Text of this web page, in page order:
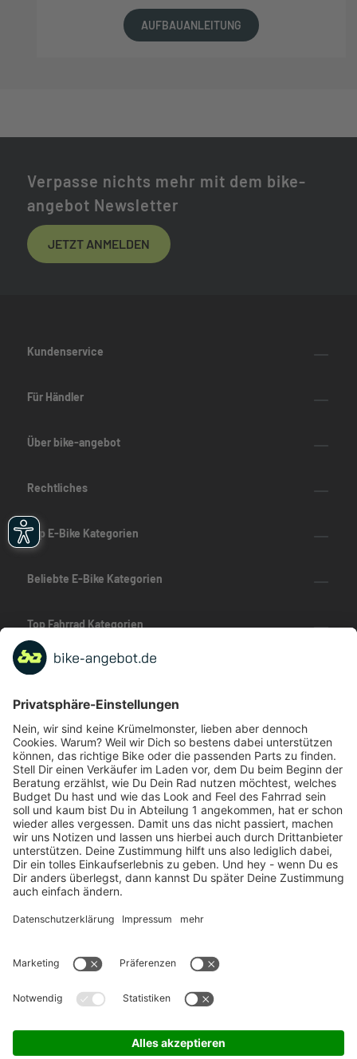
AUFBAUANLEITUNG
Verpasse nichts mehr mit dem bike-
angebot Newsletter
JETZT ANMELDEN
Kundenservice
Für Händler
Über bike-angebot
Rechtliches
Top E-Bike Kategorien
Beliebte E-Bike Kategorien
Top Fahrrad Kategorien
Beliebte Fahrrad-Kategorien
Marken-Highlights
TOP-Marken
ZAHLUNGSARTEN / RATENKAUF
FÜR ARBEITGEBER & ARBEITNEHMER